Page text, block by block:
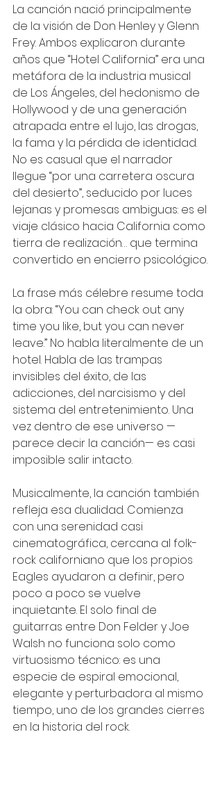
La canción nació principalmente
de la visión de Don Henley y Glenn
Frey. Ambos explicaron durante
años que “Hotel California” era una
metáfora de la industria musical
de Los Ángeles, del hedonismo de
Hollywood y de una generación
atrapada entre el lujo, las drogas,
la fama y la pérdida de identidad.
No es casual que el narrador
llegue “por una carretera oscura
del desierto”, seducido por luces
lejanas y promesas ambiguas: es el
viaje clásico hacia California como
tierra de realización… que termina
convertido en encierro psicológico.
La frase más célebre resume toda
la obra: “You can check out any
time you like, but you can never
leave.” No habla literalmente de un
hotel. Habla de las trampas
invisibles del éxito, de las
adicciones, del narcisismo y del
sistema del entretenimiento. Una
vez dentro de ese universo —
parece decir la canción— es casi
imposible salir intacto.
Musicalmente, la canción también
refleja esa dualidad. Comienza
con una serenidad casi
cinematográfica, cercana al folk-
rock californiano que los propios
Eagles ayudaron a definir, pero
poco a poco se vuelve
inquietante. El solo final de
guitarras entre Don Felder y Joe
Walsh no funciona solo como
virtuosismo técnico: es una
especie de espiral emocional,
elegante y perturbadora al mismo
tiempo, uno de los grandes cierres
en la historia del rock.